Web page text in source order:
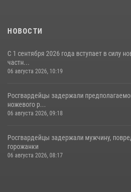
НОВОСТИ
С 1 сентября 2026 года вступает в силу
частн...
06 августа 2026, 10:19
Росгвардейцы задержали
ножевого р...
06 августа 2026, 09:18
Росгвардейцы задержали мужчину,
горожанки
06 августа 2026, 08:17